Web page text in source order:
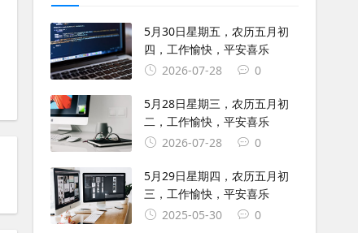
5月30日星期五，农历五月初
四，工作愉快，平安喜乐
2026-07-28
0
5月28日星期三，农历五月初
二，工作愉快，平安喜乐
2026-07-28
0
5月29日星期四，农历五月初
三，工作愉快，平安喜乐
2025-05-30
0